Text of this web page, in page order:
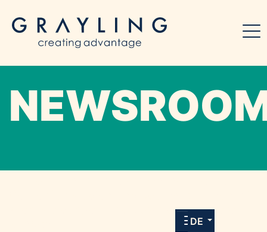
allen Meldungen und Downloads unserer
DE